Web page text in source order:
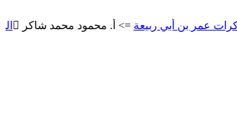
المتنبي=> بن أبي ربيعة=> أ. محمود محمد شاكر